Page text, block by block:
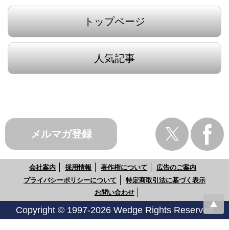
トップページ
人気記事
メルマガ登録
会社案内 採用情報 著作権について
広告のご案内
プライバシーポリシーについて
特定商取引法に基づく表示
お問い合わせ
Copyright © 1997-2026 Wedge Rights Reserved